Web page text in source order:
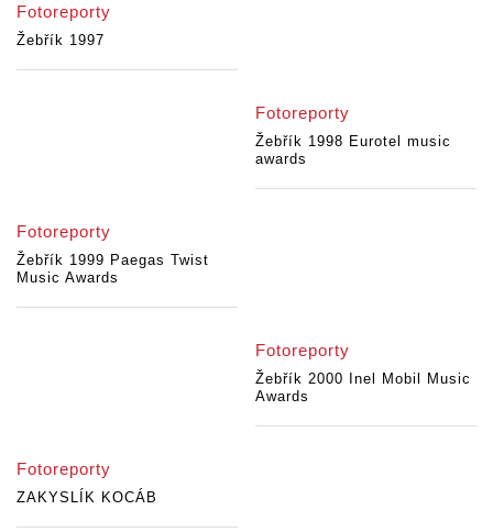
Fotoreporty
Žebřík 1997
Fotoreporty
Žebřík 1998 Eurotel music
awards
Fotoreporty
Žebřík 1999 Paegas Twist
Music Awards
Fotoreporty
Žebřík 2000 Inel Mobil Music
Awards
Fotoreporty
ZAKYSLÍK KOCÁB